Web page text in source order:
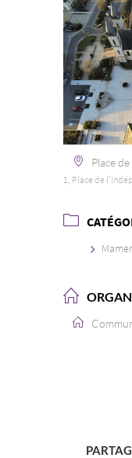
Place
1, Place de
Mamer